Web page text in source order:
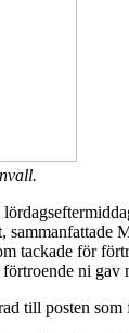
tackade för
ni
till posten som